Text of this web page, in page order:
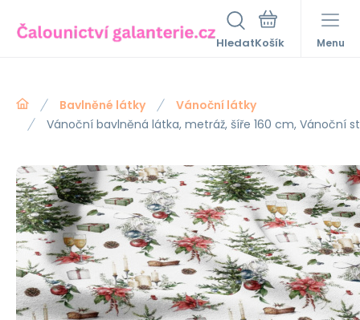
Hledat Menu
Bavlněné látky
Vánoční látky
Vánoční bavlněná látka, metráž, šíře 160 cm, Vánoční